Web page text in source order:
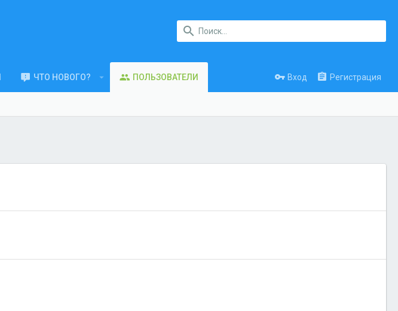
ЧТО НОВОГО? ПОЛЬЗОВАТЕЛИ Вход Регистрация